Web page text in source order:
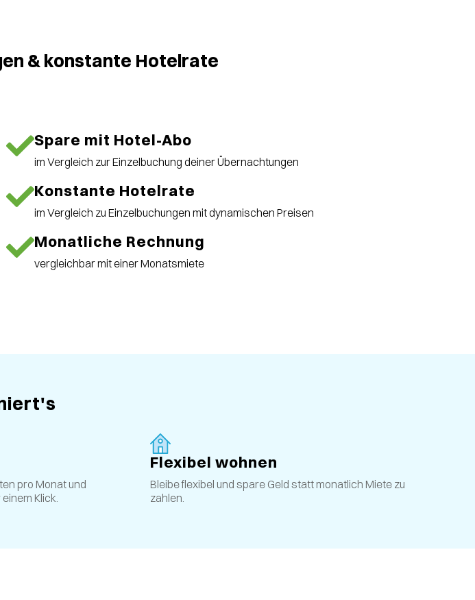
& konstante Hotelrate
Spare mit Hotel-Abo
im Vergleich zur Einzelbuchung deiner Übernachtungen
Konstante Hotelrate
im Vergleich zu Einzelbuchungen mit dynamischen Preisen
Monatliche Rechnung
vergleichbar mit einer Monatsmiete
pro Monat und
Klick.
Flexibel wohnen
Bleibe flexibel und spare Geld statt monatlich Miete zu
zahlen.